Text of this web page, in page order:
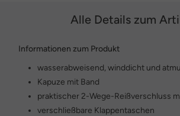
Alle Details zum
Informationen zum Produkt
wasserabweisend, winddicht und
Kapuze mit Band
praktischer 2-Wege-Reißverschluss
verschließbare Klappentaschen